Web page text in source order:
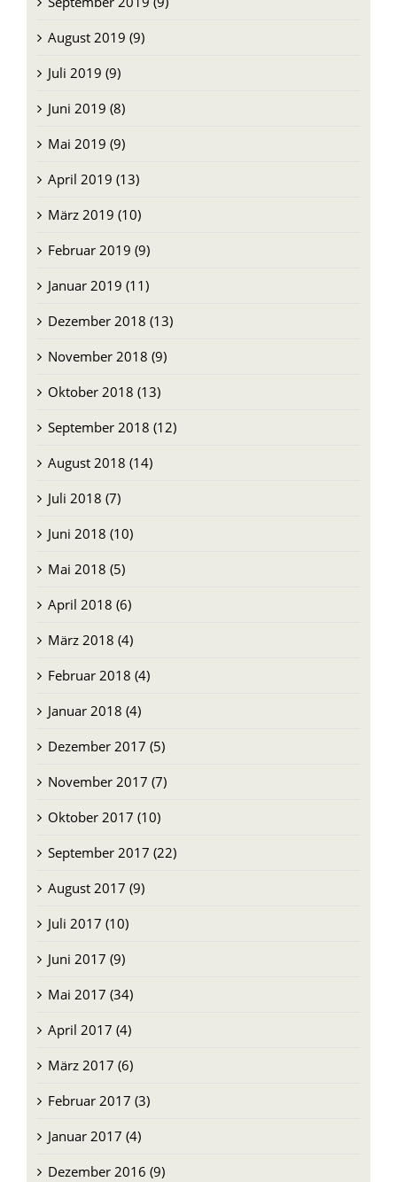
August 2019 (9)
Juli 2019 (9)
Juni 2019 (8)
Mai 2019 (9)
April 2019 (13)
März 2019 (10)
Februar 2019 (9)
Januar 2019 (11)
Dezember 2018 (13)
November 2018 (9)
Oktober 2018 (13)
September 2018 (12)
August 2018 (14)
Juli 2018 (7)
Juni 2018 (10)
Mai 2018 (5)
April 2018 (6)
März 2018 (4)
Februar 2018 (4)
Januar 2018 (4)
Dezember 2017 (5)
November 2017 (7)
Oktober 2017 (10)
September 2017 (22)
August 2017 (9)
Juli 2017 (10)
Juni 2017 (9)
Mai 2017 (34)
April 2017 (4)
März 2017 (6)
Februar 2017 (3)
Januar 2017 (4)
Dezember 2016 (9)